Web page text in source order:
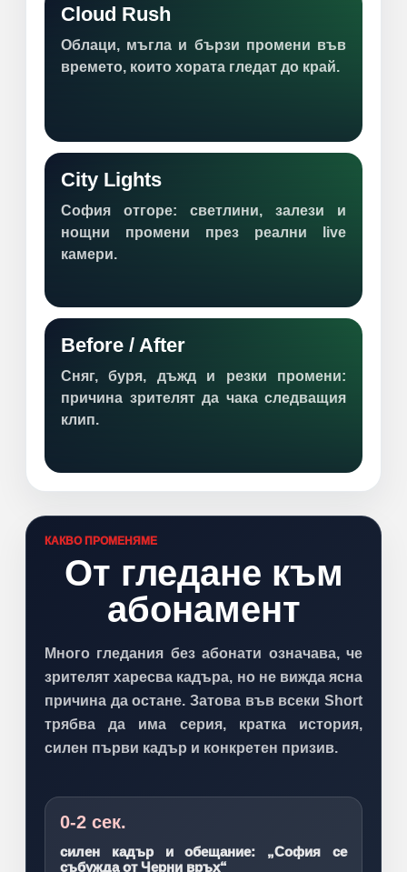
Cloud Rush
Облаци, мъгла и бързи промени във
времето, които хората гледат до край.
City Lights
София отгоре: светлини, залези и
нощни промени през реални live
камери.
Before / After
Сняг, буря, дъжд и резки промени:
причина зрителят да чака следващия
клип.
КАКВО ПРОМЕНЯМЕ
От гледане към
абонамент
Много гледания без абонати означава, че
зрителят харесва кадъра, но не вижда ясна
причина да остане. Затова във всеки Short
трябва да има серия, кратка история,
силен първи кадър и конкретен призив.
0-2 сек.
силен кадър и обещание: „София се
събужда от Черни връх“